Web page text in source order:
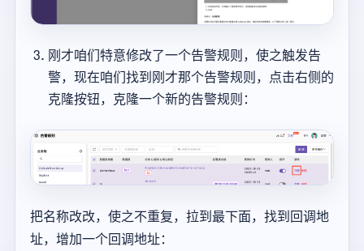
刚才咱们特意修改了一个告警规则，使之触发告
警，现在咱们找到刚才那个告警规则，点击右侧的
克隆按钮，克隆一个新的告警规则：
把名称改改，使之不重复，拉到最下面，找到回调地
址，增加一个回调地址：